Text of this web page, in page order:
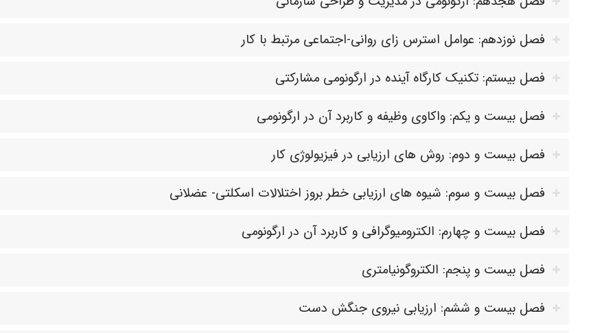
فصل نوزدهم: عوامل استرس زای روانی-اجتماعی مرتبط با کار
فصل بیستم: تکنیک کارگاه آینده در ارگونومی مشارکتی
فصل بیست و یکم: واکاوی وظیفه و کاربرد آن در ارگونومی
فصل بیست و دوم: روش های ارزیابی در فیزیولوژی کار
فصل بیست و سوم: شیوه های ارزیابی خطر بروز اختلالات اسکلتی- عضلانی
فصل بیست و چهارم: الکترومیوگرافی و کاربرد آن در ارگونومی
فصل بیست و پنجم: الکتروگونیامتری
فصل بیست و ششم: ارزیابی نیروی جنگش دست